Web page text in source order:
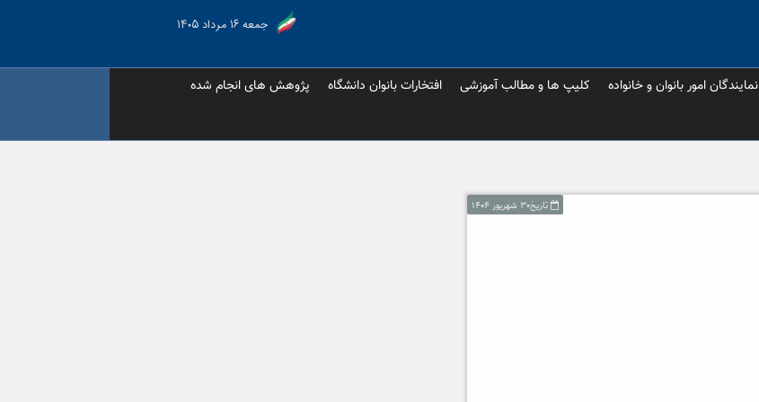
جمعه ۱۶ مرداد ۱۴۰۵
نمایندگان امور بانوان و خانواده کلیپ ها و مطالب آموزشی افتخارات بانوان دانشگاه
پژوهش های انجام شده
تاریخ۳۰ شهریور ۱۴۰۴